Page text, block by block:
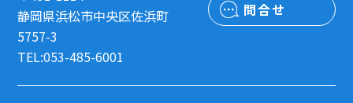
静岡県浜松市中央区佐浜町
5757-3
TEL:053-485-6001
問合せ